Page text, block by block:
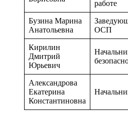
работе
Бузина Марина
Анатольевна
ОСП
Кирилин
Дмитрий
Юрьевич
Александрова
Екатерина
Константиновна